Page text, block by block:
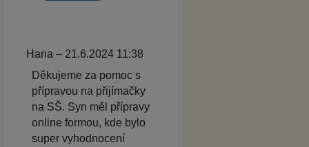
Hana – 21.6.2024 11:38
Děkujeme za pomoc s
přípravou na přijímačky
na SŠ. Syn měl přípravy
online formou, kde bylo
super vyhodnocení